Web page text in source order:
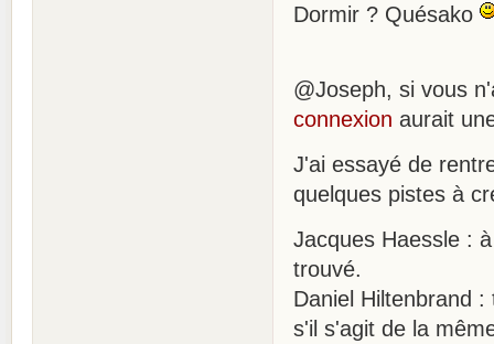
Dormir ? Quésako
@Joseph, si vous
connexion aurait
J'ai essayé de
quelques pistes à
Jacques Haessle :
trouvé.
Daniel Hiltenbrand
s'il s'agit de la